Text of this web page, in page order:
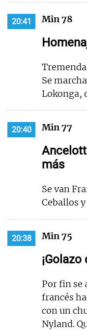
20:41 Min 78
Se
Lokonga,
20:40 Min 77
más
Se van
Ceballos
20:38 Min 75
Por fin se
francés
con un
Nyland.